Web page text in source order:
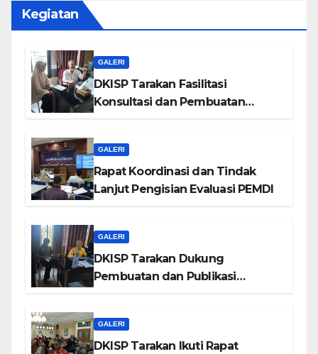
Kegiatan
GALERI
DKISP Tarakan Fasilitasi
Konsultasi dan Pembuatan
GALERI
Rapat Koordinasi dan Tindak
Lanjut Pengisian Evaluasi PEMDI
GALERI
DKISP Tarakan Dukung
Pembuatan dan Publikasi
GALERI
DKISP Tarakan Ikuti Rapat